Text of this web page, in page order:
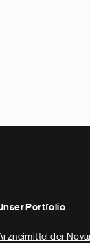
Portfolio
der